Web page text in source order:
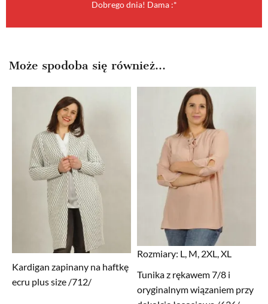
Dobrego dnia! Dama :*
Może spodoba się również…
Kardigan zapinany na haftkę
ecru plus size /712/
Rozmiary: L, M, 2XL, XL
Tunika z rękawem 7/8 i
oryginalnym wiązaniem przy